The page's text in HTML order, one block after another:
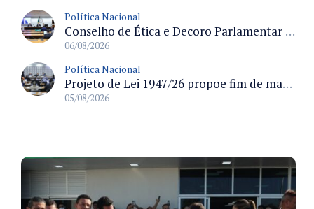
Política Nacional
Conselho de Ética e Decoro Parlamentar analisa representações e oitivas agendadas para terça (11)
06/08/2026
Política Nacional
Projeto de Lei 1947/26 propõe fim de margens para cartão de crédito e consignado do INSS
05/08/2026